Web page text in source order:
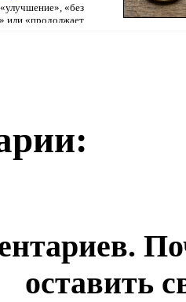
«без
или «продолжает
оставить